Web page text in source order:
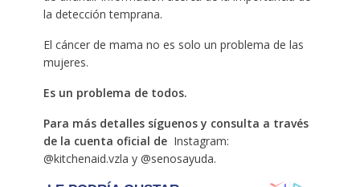
la detección temprana.
El cáncer de mama no es solo un problema de las
mujeres.
Es un problema de todos.
Para más detalles síguenos y consulta a través
de la cuenta oficial de Instagram:
@kitchenaid.vzla y @senosayuda.